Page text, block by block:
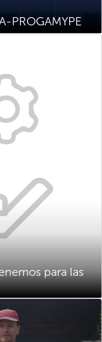
PROGAMYPE
para las